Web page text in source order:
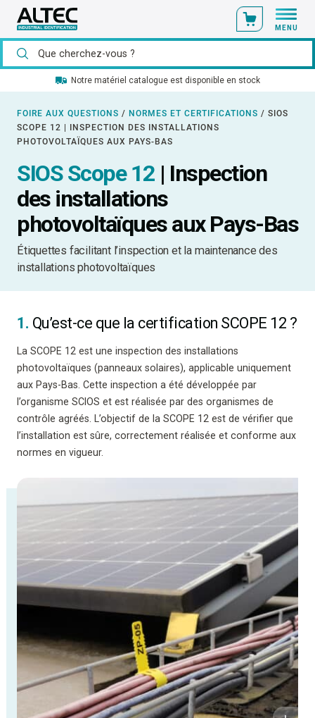
MENU
Notre matériel catalogue est disponible en stock
FOIRE AUX QUESTIONS / NORMES ET CERTIFICATIONS / SIOS
SCOPE 12 | INSPECTION DES INSTALLATIONS
PHOTOVOLTAÏQUES AUX PAYS-BAS
SIOS Scope 12 | Inspection
des installations
photovoltaïques aux Pays-Bas
Étiquettes facilitant l’inspection et la maintenance des
installations photovoltaïques
1. Qu’est-ce que la certification SCOPE 12 ?
La SCOPE 12 est une inspection des installations
photovoltaïques (panneaux solaires), applicable uniquement
aux Pays-Bas. Cette inspection a été développée par
l’organisme SCIOS et est réalisée par des organismes de
contrôle agréés. L’objectif de la SCOPE 12 est de vérifier que
l’installation est sûre, correctement réalisée et conforme aux
normes en vigueur.